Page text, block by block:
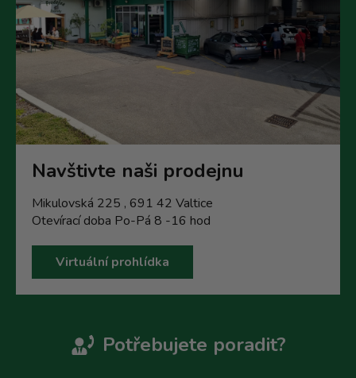
Navštivte naši prodejnu
Mikulovská 225 , 691 42 Valtice
Otevírací doba Po-Pá 8 -16 hod
Virtuální prohlídka
Potřebujete poradit?